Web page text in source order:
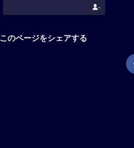
-
このページをシェアする